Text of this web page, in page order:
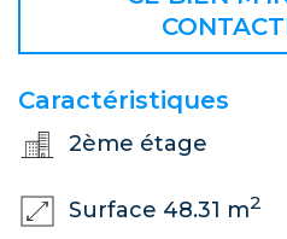
Caractéristiques
2ème étage
Surface 48.31 m2